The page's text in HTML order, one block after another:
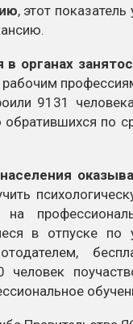
, этот
органах
9131
обратившихся по
на
в отпуске по
человек